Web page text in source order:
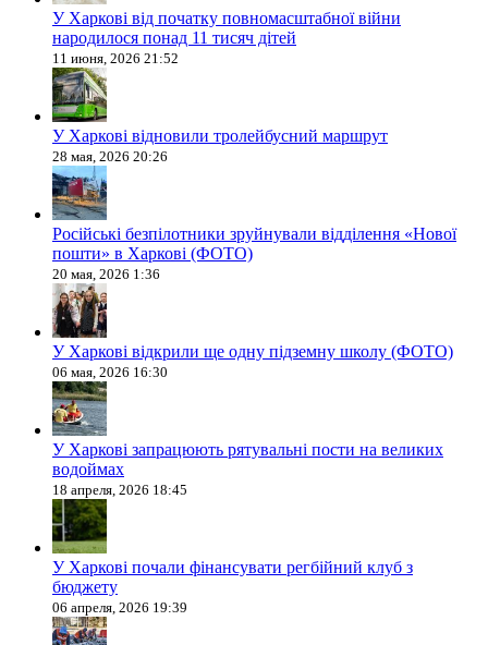
У Харкові від початку повномасштабної війни
народилося понад 11 тисяч дітей
11 июня, 2026 21:52
У Харкові відновили тролейбусний маршрут
28 мая, 2026 20:26
Російські безпілотники зруйнували відділення «Нової
пошти» в Харкові (ФОТО)
20 мая, 2026 1:36
У Харкові відкрили ще одну підземну школу (ФОТО)
06 мая, 2026 16:30
У Харкові запрацюють рятувальні пости на великих
водоймах
18 апреля, 2026 18:45
У Харкові почали фінансувати регбійний клуб з
бюджету
06 апреля, 2026 19:39